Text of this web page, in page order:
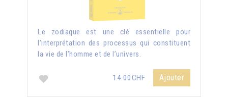
Le zodiaque est une clé essentielle pour
l’interprétation des processus qui constituent
la vie de l’homme et de l’univers.
14.00CHF Ajouter